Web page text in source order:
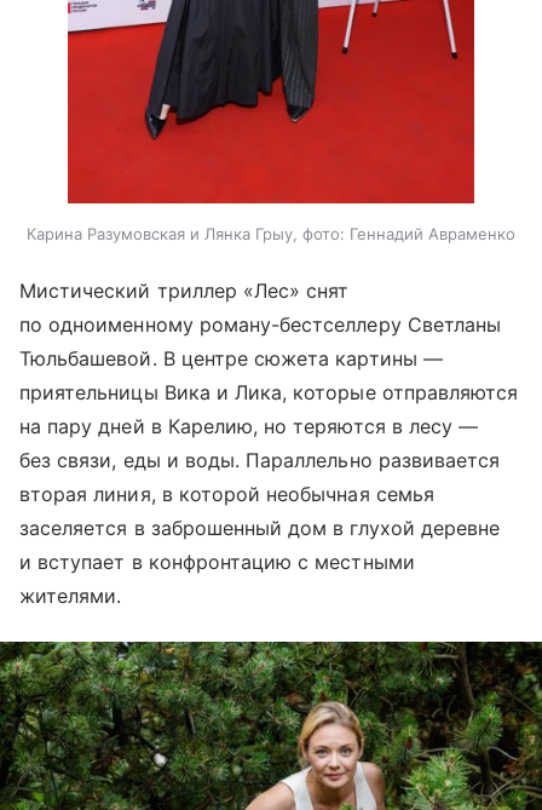
Карина Разумовская и Лянка Грыу, фото: Геннадий Авраменко
Мистический триллер «Лес» снят
по одноименному роману-бестселлеру Светланы
Тюльбашевой. В центре сюжета картины —
приятельницы Вика и Лика, которые отправляются
на пару дней в Карелию, но теряются в лесу —
без связи, еды и воды. Параллельно развивается
вторая линия, в которой необычная семья
заселяется в заброшенный дом в глухой деревне
и вступает в конфронтацию с местными
жителями.